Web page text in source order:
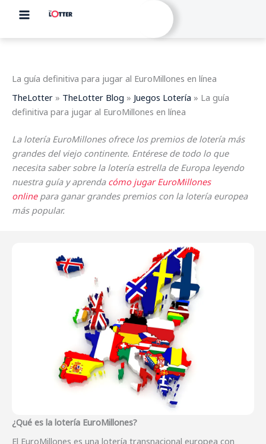
contenido
La guía definitiva para jugar al EuroMillones en línea
TheLotter » TheLotter Blog » Juegos Lotería » La guía
definitiva para jugar al EuroMillones en línea
La lotería EuroMillones ofrece los premios de lotería más
grandes del viejo continente. Entérese de todo lo que
necesita saber sobre la lotería estrella de Europa leyendo
nuestra guía y aprenda cómo jugar EuroMillones
onlinepara ganar grandes premios con la lotería europea
más popular.
¿Qué es la lotería EuroMillones?
El EuroMillones es una lotería transnacional europea con